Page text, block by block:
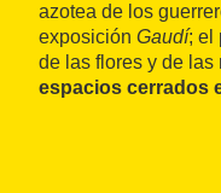
azotea de los
exposición Gaudí; el
de las flores y de
espacios cerrados